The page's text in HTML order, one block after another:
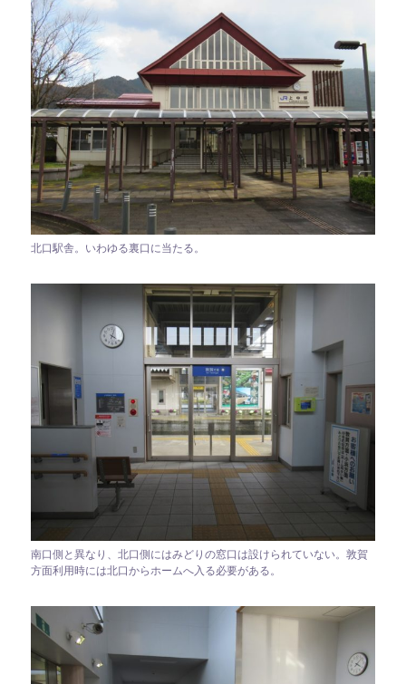
北口駅舎。いわゆる裏口に当たる。
南口側と異なり、北口側にはみどりの窓口は設けられていない。敦賀
方面利用時には北口からホームへ入る必要がある。